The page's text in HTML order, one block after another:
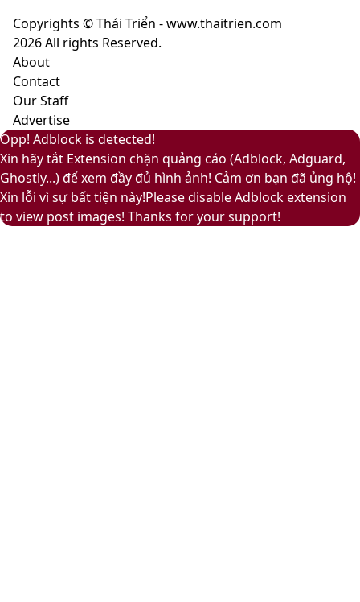
sự
nhã
nhặn
và
ấm
áp
Copyrights © Thái Triển - www.thaitrien.com
2026 All rights Reserved.
About
Contact
Our Staff
Advertise
Facebook
X
LinkedIn
YouTube
Google
Play
Facebook
Pinterest
Messenger
Messenger
Viber
Back
to
top
button
Close
Opp! Adblock is detected!
Xin hãy tắt Extension chặn quảng cáo (Adblock, Adguard,
Ghostly...) để xem đầy đủ hình ảnh! Cảm ơn bạn đã ủng hộ!
Xin lỗi vì sự bất tiện này!Please disable Adblock extension
to view post images! Thanks for your support!